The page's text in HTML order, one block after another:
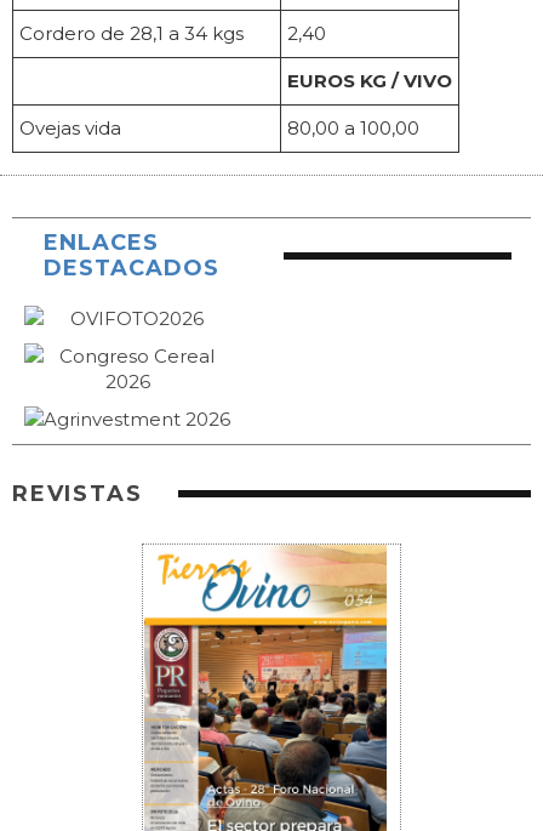
Cordero de 28,1 a 34 kgs 2,40
EUROS KG / VIVO
Ovejas vida 80,00 a 100,00
ENLACES
DESTACADOS
REVISTAS